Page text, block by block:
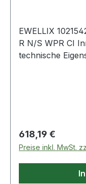
EWELLIX
R N/S WPR CI
technische
Regulärer Preis:
618,19 €
Preise inkl. MwSt.